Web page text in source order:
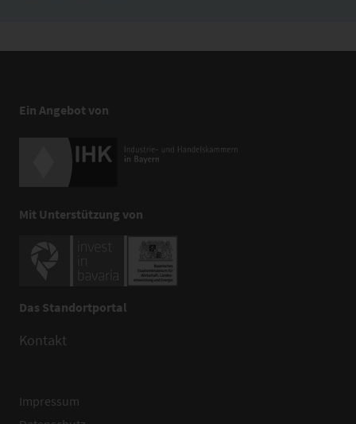
Ein Angebot von
Mit Unterstützung von
Das Standortportal
Kontakt
Impressum